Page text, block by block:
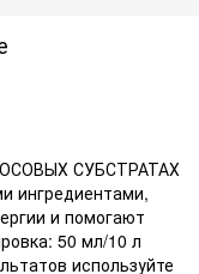
СУБСТРАТАХ
ингредиентами,
и помогают
50 мл/10 л
используйте